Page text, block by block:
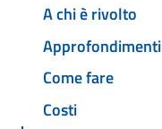
A chi è rivolto
Approfondimenti
Come fare
Costi